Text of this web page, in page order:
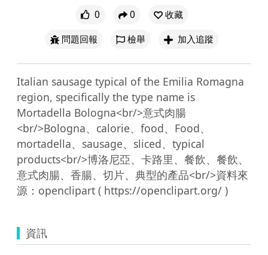
0 0
收藏
問題回報
檢舉 加入追蹤
Italian sausage typical of the Emilia Romagna
region, specifically the type name is
Mortadella Bologna<br/>意式肉腸
<br/>Bologna、calorie、food、Food、
mortadella、sausage、sliced、typical
products<br/>博洛尼亞、卡路里、餐飲、餐飲、
意式肉腸、香腸、切片、典型的產品<br/>資料來
資訊